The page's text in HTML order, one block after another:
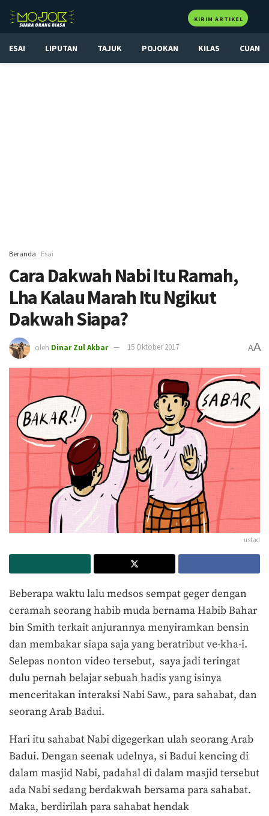
KIRIM ARTIKEL
ESAI LIPUTAN TAJUK POJOKAN KILAS CUAN
Beranda Esai
Cara Dakwah Nabi Itu Ramah,
Lha Kalau Marah Itu Ngikut
Dakwah Siapa?
oleh Dinar Zul Akbar 15 Oktober 2017 AA
ustad
Beberapa waktu lalu medsos sempat geger dengan
ceramah seorang habib muda bernama Habib Bahar
bin Smith terkait anjurannya menyiramkan bensin
dan membakar siapa saja yang beratribut ve-kha-i.
Selepas nonton video tersebut, saya jadi teringat
dulu pernah belajar sebuah hadis yang isinya
menceritakan interaksi Nabi Saw., para sahabat, dan
seorang Arab Badui.
Hari itu sahabat Nabi digegerkan ulah seorang Arab
Badui. Dengan seenak udelnya, si Badui kencing di
dalam masjid Nabi, padahal di dalam masjid tersebut
ada Nabi sedang berdakwah bersama para sahabat.
Maka, berdirilah para sahabat hendak